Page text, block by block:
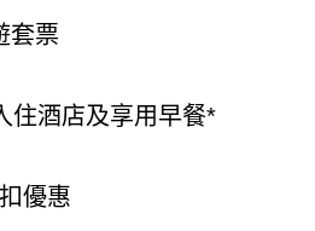
套票
住酒店及享用早餐*
優惠